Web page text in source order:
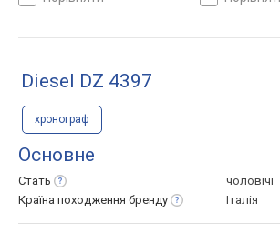
Diesel DZ 4397
хронограф
Основне
Стать
чоловічі
Країна походження бренду Італія